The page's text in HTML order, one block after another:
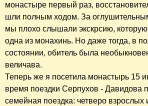
монастыре первый раз,
шли полным ходом. За
мы плохо слышали экскрсию,
одна из монахинь. Но даже тогда, в
состоянии, обитель была
величава.
Теперь же я посетила монастырь 15
время поездки Серпухов - Давидова
семейная поездка: четверо